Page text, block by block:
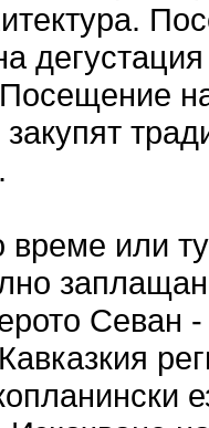
или
Севан